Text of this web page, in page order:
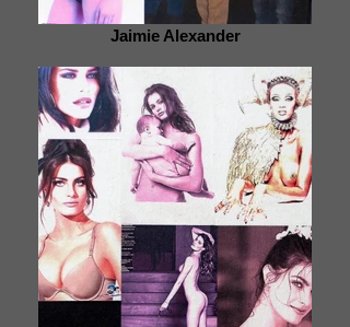
Jaimie Alexander